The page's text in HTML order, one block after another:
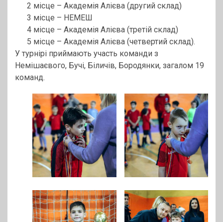
2 місце – Академія Алієва (другий склад)
3 місце – НЕМЕШ
4 місце – Академія Алієва (третій склад)
5 місце – Академія Алієва (четвертий склад).
У турнірі приймають участь команди з
Немішаєвого, Бучі, Біличів, Бородянки, загалом 19
команд.